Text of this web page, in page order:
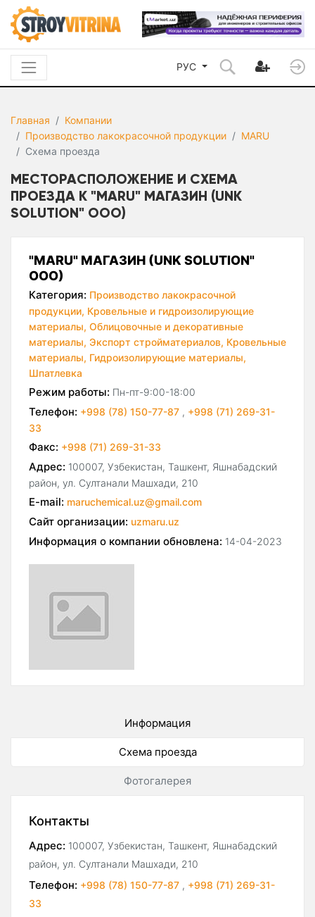
РУС
Главная
Компании
Производство лакокрасочной продукции
MARU
Схема проезда
МЕСТОРАСПОЛОЖЕНИЕ И СХЕМА
ПРОЕЗДА К "MARU" МАГАЗИН (UNK
SOLUTION" ООО)
"MARU" МАГАЗИН (UNK SOLUTION"
ООО)
Категория: Производство лакокрасочной
продукции, Кровельные и гидроизолирующие
материалы, Облицовочные и декоративные
материалы, Экспорт стройматериалов, Кровельные
материалы, Гидроизолирующие материалы,
Шпатлевка
Режим работы: Пн-пт-9:00-18:00
Телефон: +998 (78) 150-77-87 , +998 (71) 269-31-
33
Факс: +998 (71) 269-31-33
Адрес: 100007, Узбекистан, Ташкент, Яшнабадский
район, ул. Султанали Машхади, 210
E-mail: maruchemical.uz@gmail.com
Сайт организации: uzmaru.uz
Информация о компании обновлена: 14-04-2023
Информация
Схема проезда
Фотогалерея
Контакты
Адрес: 100007, Узбекистан, Ташкент, Яшнабадский
район, ул. Султанали Машхади, 210
Телефон: +998 (78) 150-77-87 , +998 (71) 269-31-
33